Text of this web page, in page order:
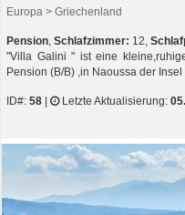
Europa > Griechenland
Pension, Schlafzimmer: 12,
"Villa Galini " ist eine
Pension (B/B) ,in Naoussa der
ID#: 58 Letzte Aktualisierung: